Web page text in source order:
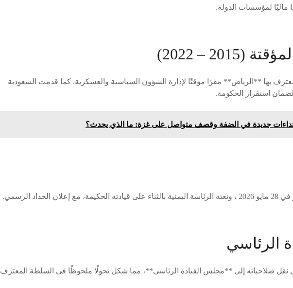
لمؤسسات الدولة.
(2015 – 2022)
بها **الرياض** مقرًا مؤقتًا لإدارة الشؤون السياسية والعسكرية. كما قدمت السعودية
استقرار الحكومة.
جديدة في الضفة وقصف متواصل على غزة: ما الذي يحدث؟
الرسمي.
الرئاسي
أعلن هادي نقل صلاحياته إلى **مجلس القيادة الرئاسي**، مما شكل تحولًا ملحوظًا في السلطة المعترف